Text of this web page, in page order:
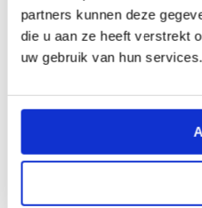
partners kunnen deze
die u aan ze heeft verstrekt
uw gebruik van hun services.
Altijd op